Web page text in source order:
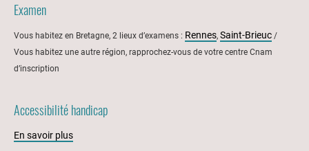
Examen
Vous habitez en Bretagne, 2 lieux d’examens : Rennes, Saint-Brieuc /
Vous habitez une autre région, rapprochez-vous de votre centre Cnam
d’inscription
Accessibilité handicap
En savoir plus